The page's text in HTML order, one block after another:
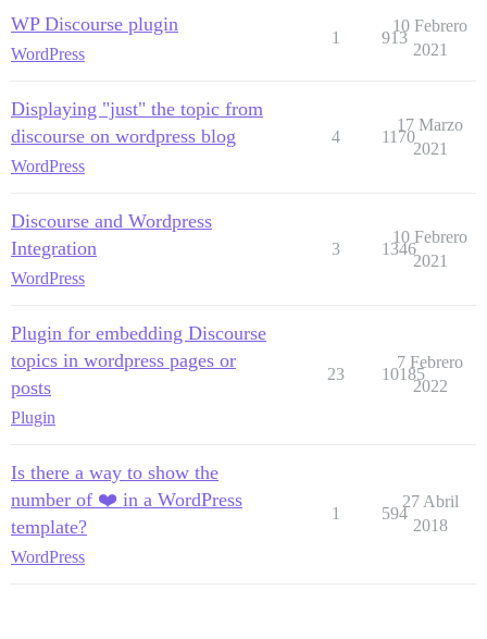
WP Discourse plugin
WordPress
1 913
10 Febrero
2021
Displaying "just" the topic from
discourse on wordpress blog
WordPress
4 1170
17 Marzo
2021
Discourse and Wordpress
Integration
WordPress
3 1346
10 Febrero
2021
Plugin for embedding Discourse
topics in wordpress pages or
posts
Plugin
23 10185
7 Febrero
2022
Is there a way to show the
number of ❤️ in a WordPress
template?
WordPress
1 594
27 Abril
2018